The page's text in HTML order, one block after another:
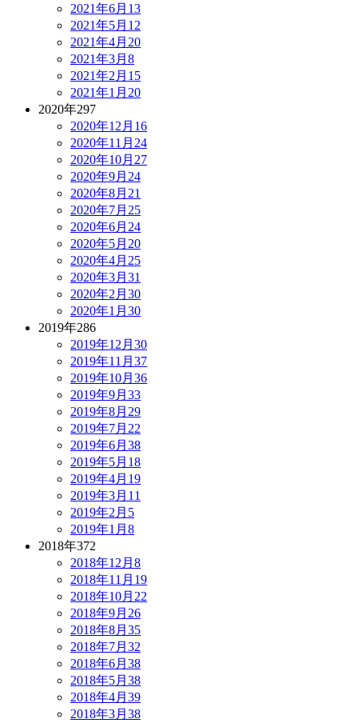
2021年6月 13
2021年5月 12
2021年4月 20
2021年3月 8
2021年2月 15
2021年1月 20
2020年297
2020年12月 16
2020年11月 24
2020年10月 27
2020年9月 24
2020年8月 21
2020年7月 25
2020年6月 24
2020年5月 20
2020年4月 25
2020年3月 31
2020年2月 30
2020年1月 30
2019年286
2019年12月 30
2019年11月 37
2019年10月 36
2019年9月 33
2019年8月 29
2019年7月 22
2019年6月 38
2019年5月 18
2019年4月 19
2019年3月 11
2019年2月 5
2019年1月 8
2018年372
2018年12月 8
2018年11月 19
2018年10月 22
2018年9月 26
2018年8月 35
2018年7月 32
2018年6月 38
2018年5月 38
2018年4月 39
2018年3月 38